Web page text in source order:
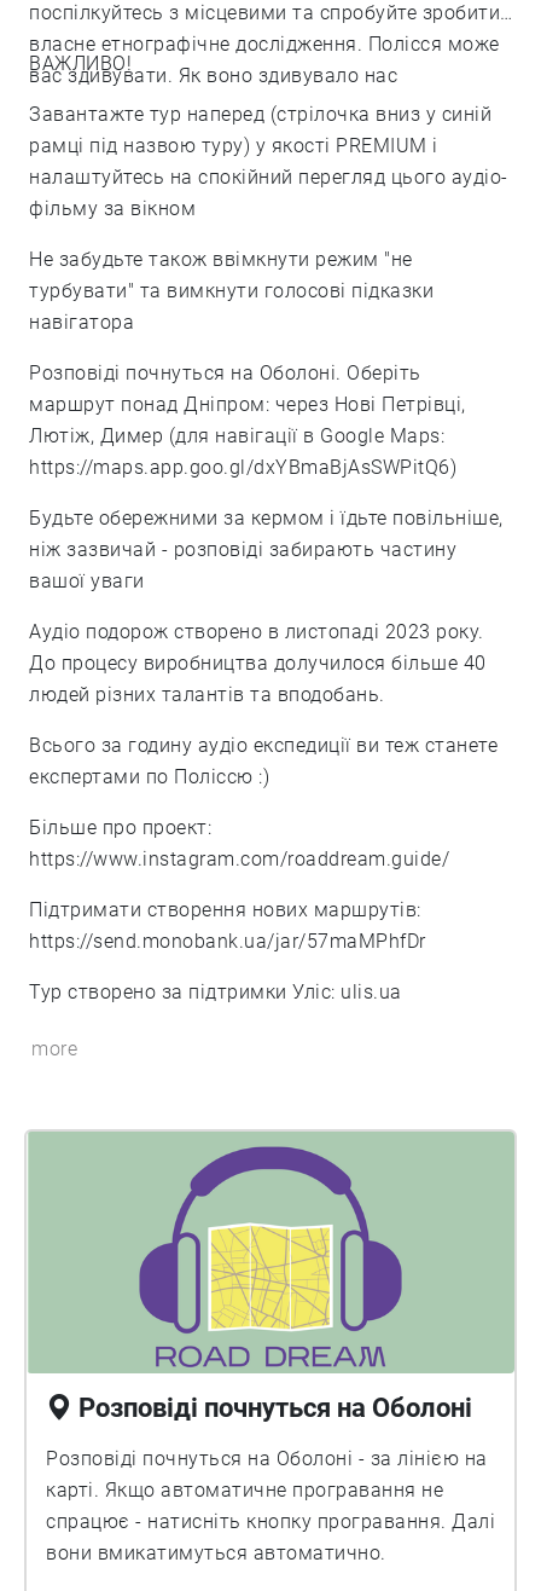
поспілкуйтесь з місцевими та спробуйте зробити
власне етнографічне дослідження. Полісся може
вас здивувати. Як воно здивувало нас
ВАЖЛИВО!
Завантажте тур наперед (стрілочка вниз у синій
рамці під назвою туру) у якості PREMIUM і
налаштуйтесь на спокійний перегляд цього аудіо-
фільму за вікном
Не забудьте також ввімкнути режим "не
турбувати" та вимкнути голосові підказки
навігатора
Розповіді почнуться на Оболоні. Оберіть
маршрут понад Дніпром: через Нові Петрівці,
Лютіж, Димер (для навігації в Google Maps:
https://maps.app.goo.gl/dxYBmaBjAsSWPitQ6)
Будьте обережними за кермом і їдьте повільніше,
ніж зазвичай - розповіді забирають частину
вашої уваги
Аудіо подорож створено в листопаді 2023 року.
До процесу виробництва долучилося більше 40
людей різних талантів та вподобань.
Всього за годину аудіо експедиції ви теж станете
експертами по Поліссю :)
Більше про проект:
https://www.instagram.com/roaddream.guide/
Підтримати створення нових маршрутів:
https://send.monobank.ua/jar/57maMPhfDr
Тур створено за підтримки Уліс: ulis.ua
more
Розповіді почнуться на Оболоні
Розповіді почнуться на Оболоні - за лінією на
карті. Якщо автоматичне програвання не
спрацює - натисніть кнопку програвання. Далі
вони вмикатимуться автоматично.